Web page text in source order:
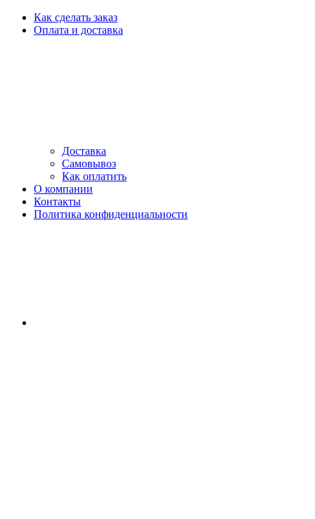
Как сделать заказ
Оплата и доставка
Доставка
Самовывоз
Как оплатить
О компании
Контакты
Политика конфиденциальности